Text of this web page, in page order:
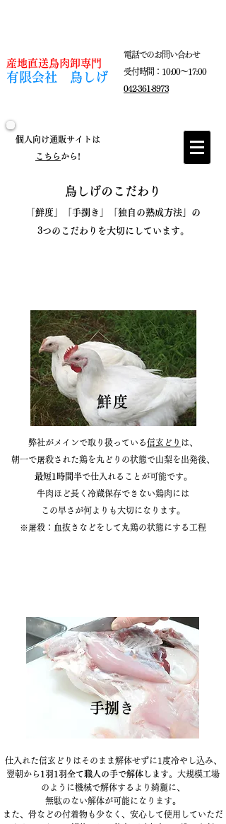
​産地直送鳥肉卸専門
有限会社 鳥しげ
電話でのお問い合わせ
​受付時間：10:00～17:00
042-361-8973
個人向け通販サイトは
こちら から!
鳥しげの​こだわり
「鮮度」「手捌き」「独自の熟成方法」の
​​3つのこだわりを大切にしています。​
鮮度
弊社がメインで取り扱っている信玄どり は、
朝一で屠殺​された鶏を丸どりの状態で山梨を出発後、
最短1時間半で仕入れることが可能です。
牛肉ほど長く冷蔵保存できない鶏肉には
この早さが何よりも大切になります。
​※屠殺：血抜きなどをして丸鶏の状態に​する工程
​手捌き
仕入れた信玄どりはそのまま解体せずに1度冷やし込み、
翌朝から 1羽1羽全て職人の手で解体します。 大規模工場
のように機械で解体するより綺麗に、
無駄のない解体が可能になります。
また、骨などの付着物も少なく、安心して使用していただ